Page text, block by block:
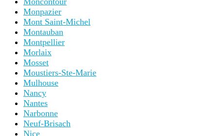
Monpazier
Mont Saint-Michel
Montauban
Montpellier
Morlaix
Mosset
Moustiers-Ste-Marie
Mulhouse
Nancy
Nantes
Narbonne
Neuf-Brisach
Nice